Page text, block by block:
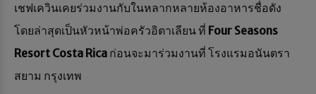
เชฟเควินเคยร่วมงานกับในหลากหลายห้องอาหารชื่อดัง
โดยล่าสุดเป็นหัวหน้าพ่อครัวอิตาเลียน ที่ Four Seasons
Resort Costa Rica ก่อนจะมาร่วมงานที่ โรงแรมอนันตรา
สยาม กรุงเทพ